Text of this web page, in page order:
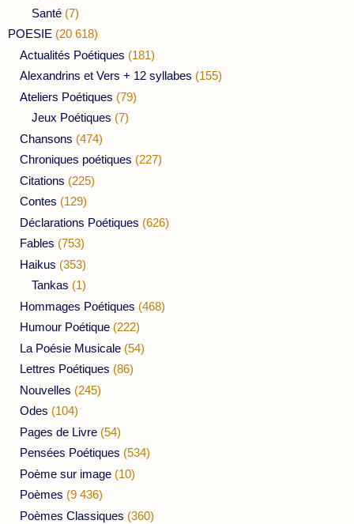
Santé (7)
POESIE (20 618)
Actualités Poétiques (181)
Alexandrins et Vers + 12 syllabes (155)
Ateliers Poétiques (79)
Jeux Poétiques (7)
Chansons (474)
Chroniques poétiques (227)
Citations (225)
Contes (129)
Déclarations Poétiques (626)
Fables (753)
Haikus (353)
Tankas (1)
Hommages Poétiques (468)
Humour Poétique (222)
La Poésie Musicale (54)
Lettres Poétiques (86)
Nouvelles (245)
Odes (104)
Pages de Livre (54)
Pensées Poétiques (534)
Poème sur image (10)
Poèmes (9 436)
Poèmes Classiques (360)